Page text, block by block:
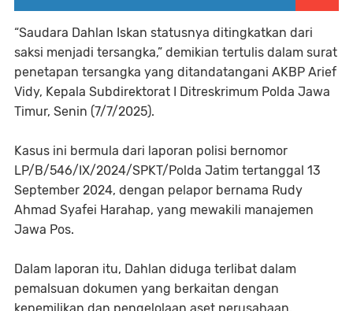
“Saudara Dahlan Iskan statusnya ditingkatkan dari
saksi menjadi tersangka,” demikian tertulis dalam surat
penetapan tersangka yang ditandatangani AKBP Arief
Vidy, Kepala Subdirektorat I Ditreskrimum Polda Jawa
Timur, Senin (7/7/2025).
Kasus ini bermula dari laporan polisi bernomor
LP/B/546/IX/2024/SPKT/Polda Jatim tertanggal 13
September 2024, dengan pelapor bernama Rudy
Ahmad Syafei Harahap, yang mewakili manajemen
Jawa Pos.
Dalam laporan itu, Dahlan diduga terlibat dalam
pemalsuan dokumen yang berkaitan dengan